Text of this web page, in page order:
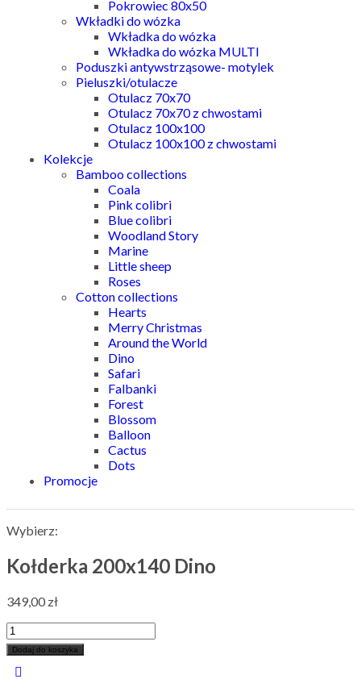
Pokrowiec 80x50
Wkładki do wózka
Wkładka do wózka
Wkładka do wózka MULTI
Poduszki antywstrząsowe- motylek
Pieluszki/otulacze
Otulacz 70x70
Otulacz 70x70 z chwostami
Otulacz 100x100
Otulacz 100x100 z chwostami
Kolekcje
Bamboo collections
Coala
Pink colibri
Blue colibri
Woodland Story
Marine
Little sheep
Roses
Cotton collections
Hearts
Merry Christmas
Around the World
Dino
Safari
Falbanki
Forest
Blossom
Balloon
Cactus
Dots
Promocje
Wybierz:
Kołderka 200x140 Dino
349,00 zł
Dodaj do koszyka